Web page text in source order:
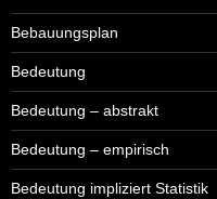
Bebauungsplan
Bedeutung
Bedeutung – abstrakt
Bedeutung – empirisch
Bedeutung impliziert Statistik